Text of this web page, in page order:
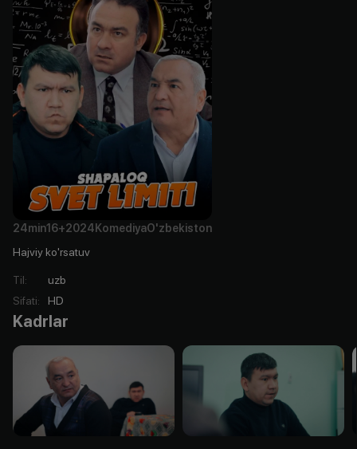
24min16+2024 KomediyaO'zbekiston
Hajviy ko'rsatuv
Til:
uzb
Sifati: HD
Kadrlar